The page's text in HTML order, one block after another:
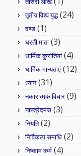
तृतीय विश्व युद्ध(24)
दण्ड (1)
धरती माता (3)
धार्मिक कुरीतियां (4)
धार्मिक मान्यताएं (12)
ध्यान(31)
नकारात्मक विचार (9)
नास्त्रेदमस (3)
नियति(2)
निर्विकल्प समाधि (2)
निष्काम कर्म (4)